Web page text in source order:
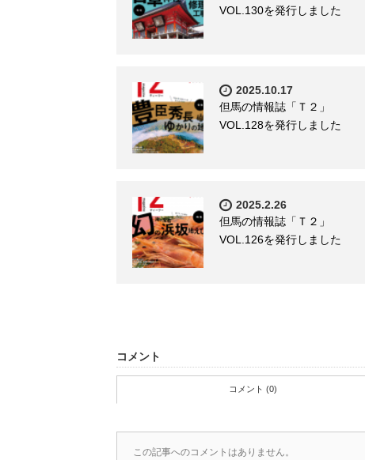
VOL.130を発行しました
2025.10.17
但馬の情報誌「Ｔ２」
VOL.128を発行しました
2025.2.26
但馬の情報誌「Ｔ２」
VOL.126を発行しました
コメント
コメント (0)
この記事へのコメントはありません。